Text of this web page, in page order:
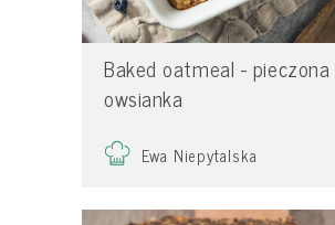
Baked oatmeal - pieczona
owsianka
Ewa Niepytalska